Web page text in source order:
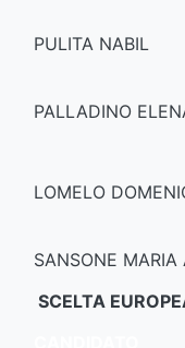
PULITA NABIL
PALLADINO
LOMELO
SANSONE MARIA
SCELTA